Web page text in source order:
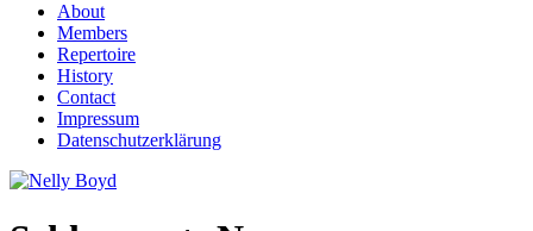
About
Members
Repertoire
History
Contact
Impressum
Datenschutzerklärung